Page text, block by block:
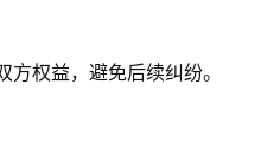
权益，避免后续纠纷。